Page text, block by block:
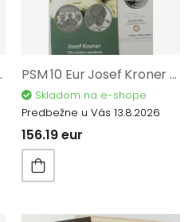
2024 12214 PSM 10 Eur Josef Kroner B.K. 100. výročí narození + Pamětní list 2024 12215
Skladom na e-shope
Predbežne u Vás 13.8.2026
156.19 eur